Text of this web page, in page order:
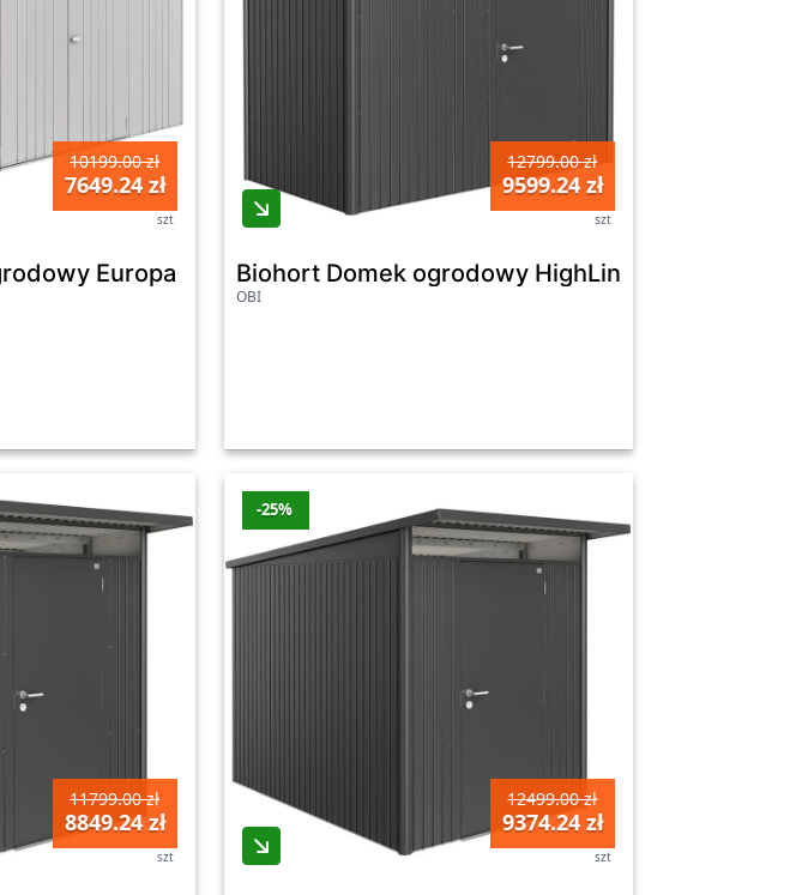
- 244 x 228 cm
10199.00 zł
7649.24 zł
szt
Europa 4A srebrny drzwi podwójne - 316 x 156 cm
12799.00 zł
9599.24 zł
szt
Biohort Domek ogrodowy HighLine H1
OBI
11799.00 zł
8849.24 zł
szt
-25%
12499.00 zł
9374.24 zł
szt